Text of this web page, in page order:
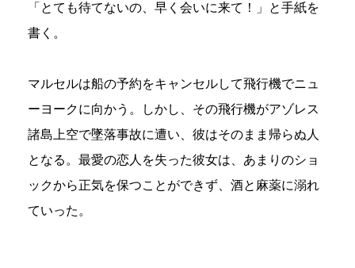
「とても待てないの、早く会いに来て！」と手紙を
書く。
マルセルは船の予約をキャンセルして飛行機でニュ
ーヨークに向かう。しかし、その飛行機がアゾレス
諸島上空で墜落事故に遭い、彼はそのまま帰らぬ人
となる。最愛の恋人を失った彼女は、あまりのショ
ックから正気を保つことができず、酒と麻薬に溺れ
ていった。